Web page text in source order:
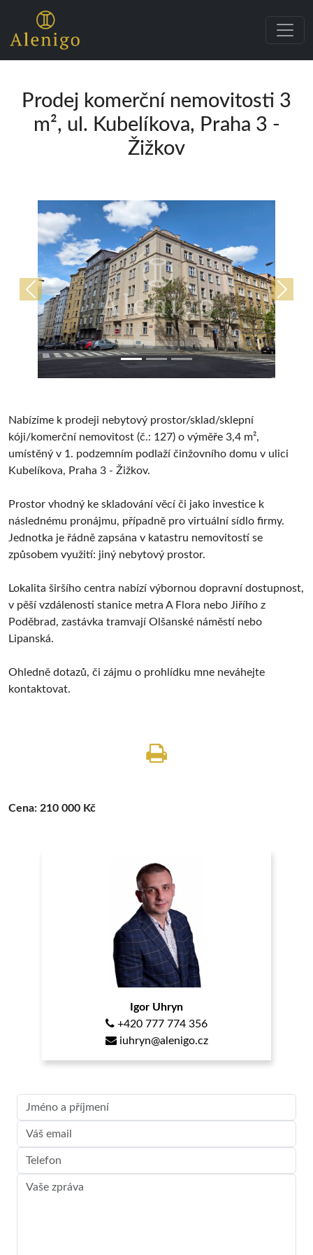
Prodej komerční nemovitosti 3
m², ul. Kubelíkova, Praha 3 -
Žižkov
Předchozí Další
Nabízíme k prodeji nebytový prostor/sklad/sklepní
kóji/komerční nemovitost (č.: 127) o výměře 3,4 m²,
umístěný v 1. podzemním podlaží činžovního domu v ulici
Kubelíkova, Praha 3 - Žižkov.
Prostor vhodný ke skladování věcí či jako investice k
následnému pronájmu, případně pro virtuální sídlo firmy.
Jednotka je řádně zapsána v katastru nemovitostí se
způsobem využití: jiný nebytový prostor.
Lokalita širšího centra nabízí výbornou dopravní dostupnost,
v pěší vzdálenosti stanice metra A Flora nebo Jiřího z
Poděbrad, zastávka tramvají Olšanské náměstí nebo
Lipanská.
Ohledně dotazů, či zájmu o prohlídku mne neváhejte
kontaktovat.
Cena: 210 000 Kč
Igor Uhryn
+420 777 774 356
iuhryn@alenigo.cz